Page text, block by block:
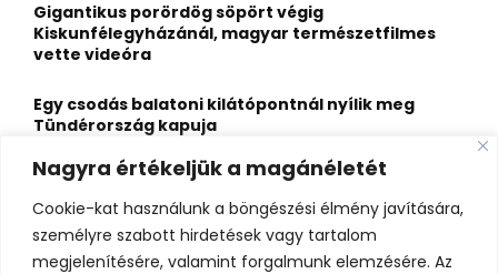
Nagyra értékeljük a magánéletét
Cookie-kat használunk a böngészési élmény javítására,
személyre szabott hirdetések vagy tartalom
megjelenítésére, valamint forgalmunk elemzésére. Az
Gigantikus porördög söpört végig
Kiskunfélegyházánál, magyar természetfilmes
vette videóra
Egy csodás balatoni kilátópontnál nyílik meg
Tündérország kapuja
A nagybaracskai halfőző, akit egyszerűbb volt
örökös bajnokká avatni, mint legyőzni
10 érdekesség a hosszú útra készülő gólyákról